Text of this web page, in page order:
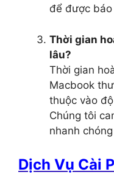
để được
Thời gian
lâu?
Thời gian
Macbook
thuộc vào
Chúng tôi
nhanh
Dịch Vụ Cài